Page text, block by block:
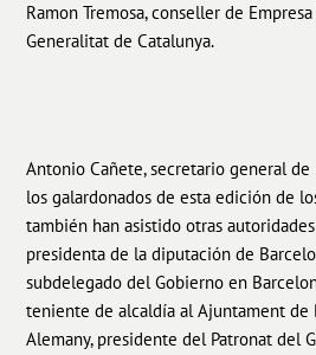
Ramon Tremosa, conseller de
Generalitat de Catalunya.
Antonio Cañete, secretario general de
los galardonados de esta edición de
también han asistido otras
presidenta de la diputación de
subdelegado del Gobierno en
teniente de alcaldía al Ajuntament de
Alemany, presidente del Patronat del